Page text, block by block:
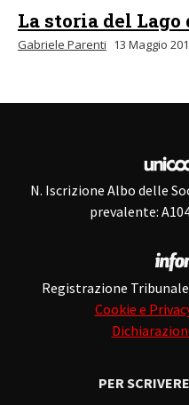
La storia del
Gabriele Parenti 13 Maggio
N. Iscrizione Albo delle
prevalente:
Registrazione
Cookie e
PER